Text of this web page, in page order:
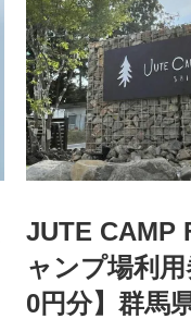
JUTE CAMP
ャンプ場利
0円分】群馬